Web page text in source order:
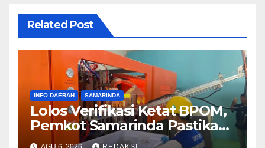
Related Post
INFO DAERAH SAMARINDA
Lolos Verifikasi Ketat BPOM,
Pemkot Samarinda Pastikan
SAMAQUA Siap Bersaing